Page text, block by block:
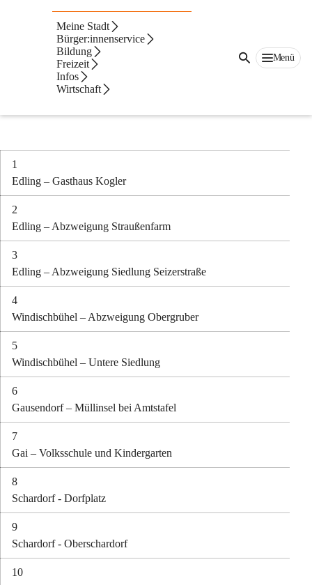
Meine Stadt
Bürger:innenservice
Bildung
Freizeit
Infos
Wirtschaft
Menü
gMeinBus
Info Points (Einsteigestelle) gMeinBus
Ruf an und steig ein:
069912348793
1
Edling – Gasthaus Kogler
2
Edling – Abzweigung Straußenfarm
3
Edling – Abzweigung Siedlung Seizerstraße
4
Windischbühel – Abzweigung Obergruber
5
Windischbühel – Untere Siedlung
6
Gausendorf – Müllinsel bei Amtstafel
7
Gai – Volksschule und Kindergarten
8
Schardorf - Dorfplatz
9
Schardorf - Oberschardorf
10